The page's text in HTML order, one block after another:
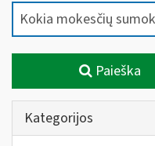
Paieška
Kategorijos